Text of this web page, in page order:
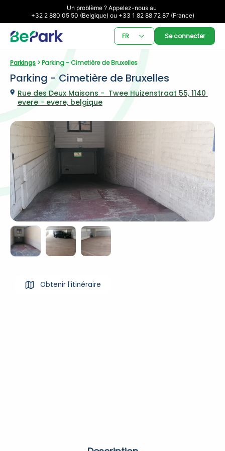
Un problème ? Appelez-nous au
+32 2 880 05 50 (Belgique) ou +33 1 82 88 72 87 (France)
FR Se connecter
Parkings > Parking - Cimetière de Bruxelles
Parking - Cimetière de Bruxelles
Rue des Deux Maisons -  Twee Huizenstraat 55, 1140
evere - evere, belgique
Obtenir l'itinéraire